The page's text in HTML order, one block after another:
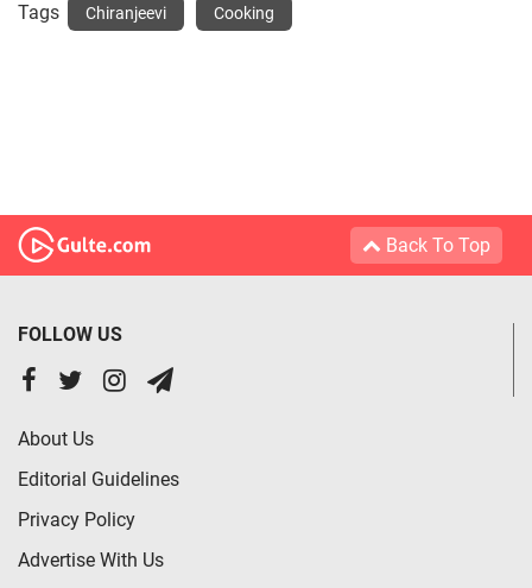
Tags Chiranjeevi Cooking
Back To Top
FOLLOW US
About Us
Editorial Guidelines
Privacy Policy
Advertise With Us